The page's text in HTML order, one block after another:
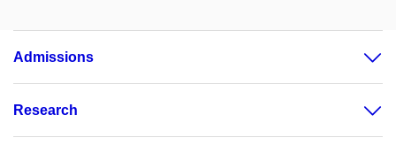
Admissions
Research